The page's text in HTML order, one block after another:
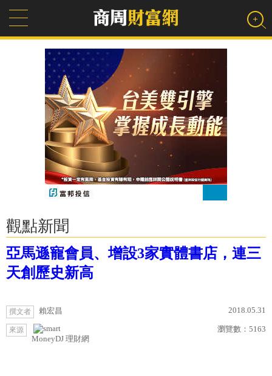
觀點新聞
亞馬遜寵會員、增設3家實體書店，連三
天創歷史新高
撰文者 賴宏昌 2018.05.31
來源
MoneyDJ 理財網
瀏覽數： 5163